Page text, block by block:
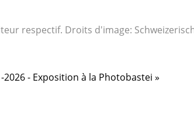
respectif. Droits d'image:
- Exposition à la Photobastei »